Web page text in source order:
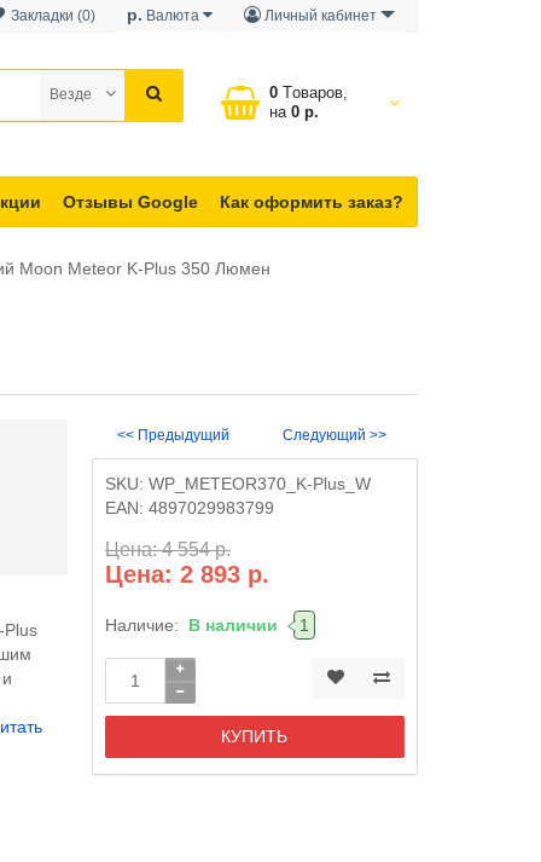
Личный кабинет
р. Валюта
Закладки (0)
0 Tоваров,
на
0 р.
Везде
Отзывы Google Как оформить заказ?
Moon Meteor K-Plus 350 Люмен
Plus
<< Предыдущий Следующий >>
SKU: WP_METEOR370_K-Plus_W
EAN: 4897029983799
Цена: 4 554 р.
Цена: 2 893 р.
Наличие: В наличии 1
КУПИТЬ